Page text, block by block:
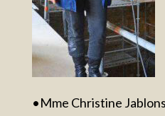
•Mme Christine